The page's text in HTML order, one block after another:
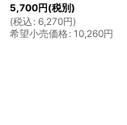
5,700円(税別)
(税込 : 6,270円)
希望小売価格: 10,260円